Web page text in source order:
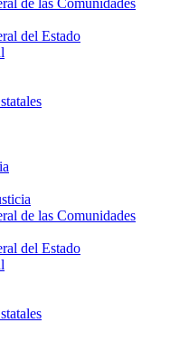
de las Comunidades
del Estado
de las Comunidades
del Estado